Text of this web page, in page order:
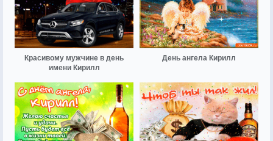
Красивому мужчине в день
имени Кирилл
День ангела Кирилл